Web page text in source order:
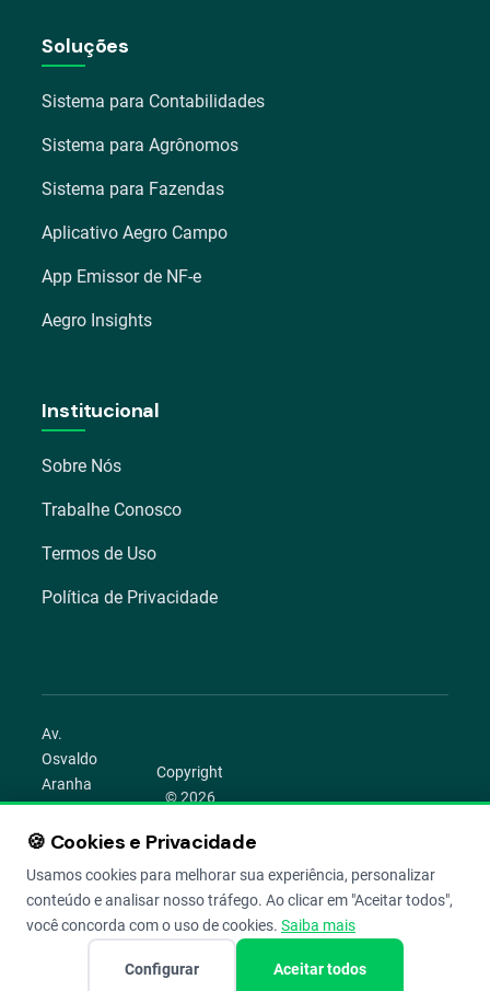
Soluções
Sistema para Contabilidades
Sistema para Agrônomos
Sistema para Fazendas
Aplicativo Aegro Campo
App Emissor de NF-e
Aegro Insights
Institucional
Sobre Nós
Trabalhe Conosco
Termos de Uso
Política de Privacidade
Av.
Osvaldo
Aranha
1022 –
Bom
Porto
Alegre –
RS
Copyright
© 2026
Todos os
direitos
reservados.
🍪 Cookies e Privacidade
Usamos cookies para melhorar sua experiência, personalizar
conteúdo e analisar nosso tráfego. Ao clicar em "Aceitar todos",
você concorda com o uso de cookies. Saiba mais
Configurar Aceitar todos